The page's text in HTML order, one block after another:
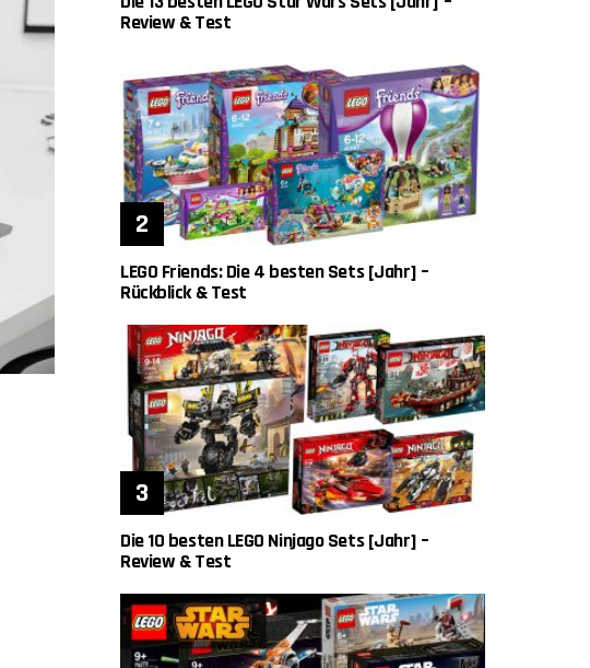
Review & Test
LEGO Friends: Die 4 besten Sets [Jahr] –
Rückblick & Test
Die 10 besten LEGO Ninjago Sets [Jahr] –
Review & Test